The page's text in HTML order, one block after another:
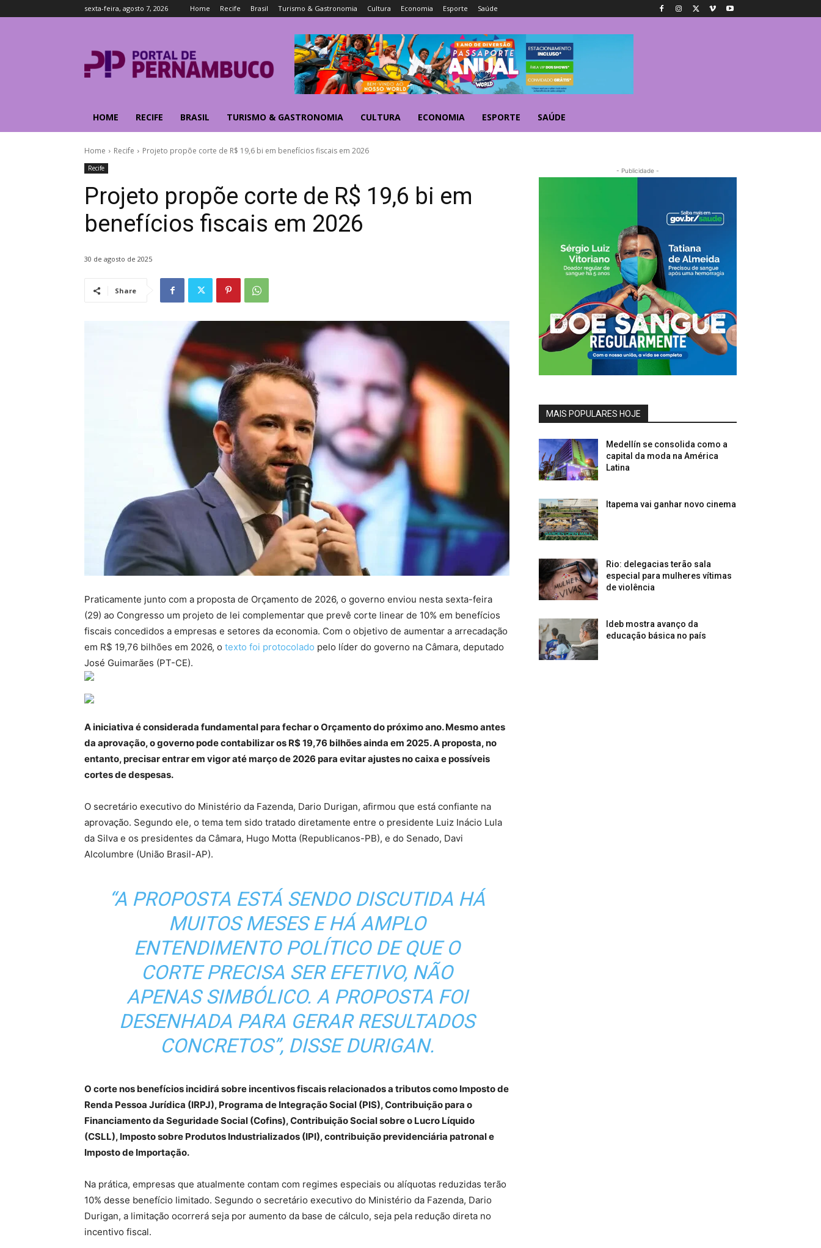
sexta-feira, agosto 7, 2026 Home Recife Brasil Turismo & Gastronomia Cultura Economia Esporte Saúde
HOME RECIFE BRASIL TURISMO & GASTRONOMIA CULTURA ECONOMIA ESPORTE SAÚDE
Home Recife Projeto propõe corte de R$ 19,6 bi em benefícios fiscais em 2026
Recife
Projeto propõe corte de R$ 19,6 bi em
benefícios fiscais em 2026
30 de agosto de 2025
Share
Praticamente junto com a proposta de Orçamento de 2026, o governo enviou nesta sexta-feira
(29) ao Congresso um projeto de lei complementar que prevê corte linear de 10% em benefícios
fiscais concedidos a empresas e setores da economia. Com o objetivo de aumentar a arrecadação
em R$ 19,76 bilhões em 2026, o texto foi protocolado pelo líder do governo na Câmara, deputado
José Guimarães (PT-CE).
A iniciativa é considerada fundamental para fechar o Orçamento do próximo ano. Mesmo antes
da aprovação, o governo pode contabilizar os R$ 19,76 bilhões ainda em 2025. A proposta, no
entanto, precisar entrar em vigor até março de 2026 para evitar ajustes no caixa e possíveis
cortes de despesas.
O secretário executivo do Ministério da Fazenda, Dario Durigan, afirmou que está confiante na
aprovação. Segundo ele, o tema tem sido tratado diretamente entre o presidente Luiz Inácio Lula
da Silva e os presidentes da Câmara, Hugo Motta (Republicanos-PB), e do Senado, Davi
Alcolumbre (União Brasil-AP).
“A PROPOSTA ESTÁ SENDO DISCUTIDA HÁ
MUITOS MESES E HÁ AMPLO
ENTENDIMENTO POLÍTICO DE QUE O
CORTE PRECISA SER EFETIVO, NÃO
APENAS SIMBÓLICO. A PROPOSTA FOI
DESENHADA PARA GERAR RESULTADOS
CONCRETOS”, DISSE DURIGAN.
O corte nos benefícios incidirá sobre incentivos fiscais relacionados a tributos como Imposto de
Renda Pessoa Jurídica (IRPJ), Programa de Integração Social (PIS), Contribuição para o
Financiamento da Seguridade Social (Cofins), Contribuição Social sobre o Lucro Líquido
(CSLL), Imposto sobre Produtos Industrializados (IPI), contribuição previdenciária patronal e
Imposto de Importação.
Na prática, empresas que atualmente contam com regimes especiais ou alíquotas reduzidas terão
10% desse benefício limitado. Segundo o secretário executivo do Ministério da Fazenda, Dario
Durigan, a limitação ocorrerá seja por aumento da base de cálculo, seja pela redução direta no
incentivo fiscal.
- Publicidade -
MAIS POPULARES HOJE
Medellín se consolida como a
capital da moda na América
Latina
Itapema vai ganhar novo cinema
Rio: delegacias terão sala
especial para mulheres vítimas
de violência
Ideb mostra avanço da
educação básica no país